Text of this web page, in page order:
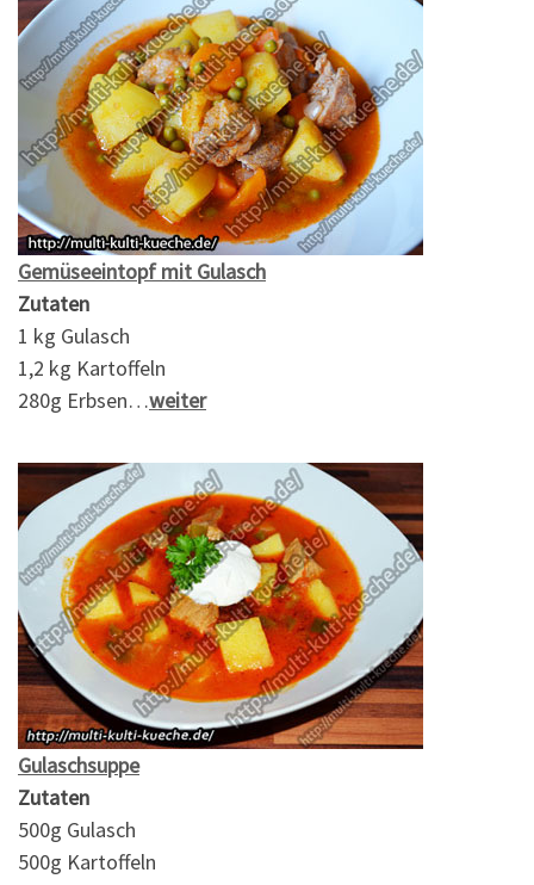
Gemüseeintopf mit Gulasch
Zutaten
1 kg Gulasch
1,2 kg Kartoffeln
280g Erbsen…weiter
Gulaschsuppe
Zutaten
500g Gulasch
500g Kartoffeln